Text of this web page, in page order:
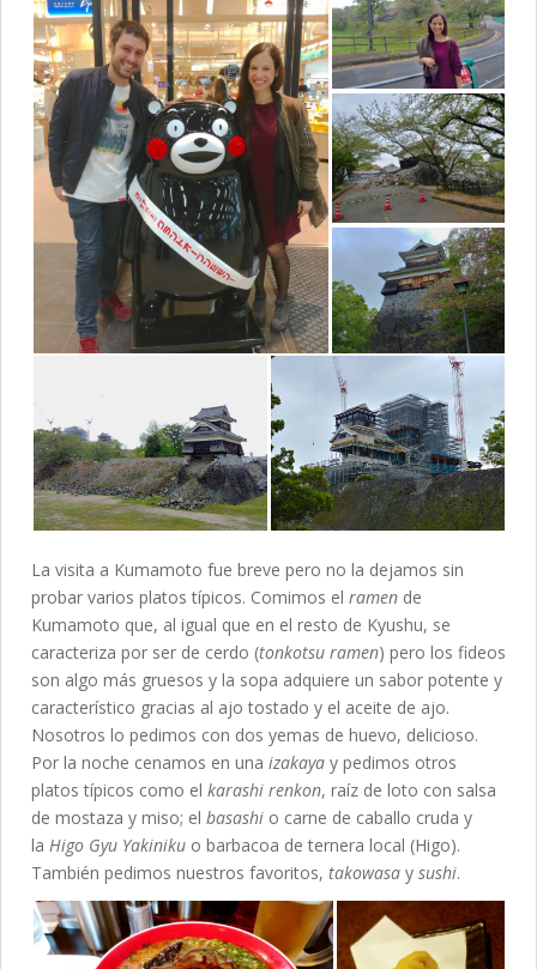
La visita a Kumamoto fue breve pero no la dejamos sin
probar varios platos típicos. Comimos el ramen de
Kumamoto que, al igual que en el resto de Kyushu, se
caracteriza por ser de cerdo (tonkotsu ramen) pero los fideos
son algo más gruesos y la sopa adquiere un sabor potente y
característico gracias al ajo tostado y el aceite de ajo.
Nosotros lo pedimos con dos yemas de huevo, delicioso.
Por la noche cenamos en una izakaya y pedimos otros
platos típicos como el karashi renkon, raíz de loto con salsa
de mostaza y miso; el basashi o carne de caballo cruda y
la Higo Gyu Yakiniku o barbacoa de ternera local (Higo).
También pedimos nuestros favoritos, takowasa y sushi.